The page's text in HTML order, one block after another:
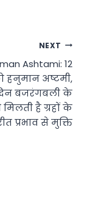
NEXT
Ashtami: 12
हनुमान अष्टमी,
बजरंगबली के
है ग्रहों के
प्रभाव से मुक्ति